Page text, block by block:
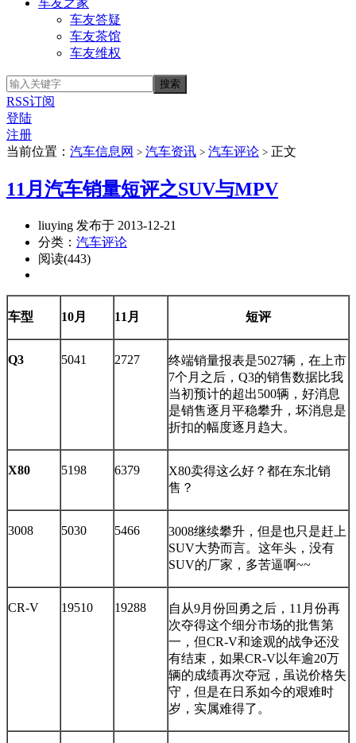
车友之家
车友答疑
车友茶馆
车友维权
RSS订阅
登陆
注册
当前位置： 汽车信息网 > 汽车资讯 > 汽车评论 > 正文
11月汽车销量短评之SUV与MPV
liuying 发布于 2013-12-21
分类： 汽车评论
阅读(443)
车型 10月 11月 短评
Q3 5041 2727
终端销量报表是5027辆，在上市
7个月之后，Q3的销售数据比我
当初预计的超出500辆，好消息
是销售逐月平稳攀升，坏消息是
折扣的幅度逐月趋大。
X80 5198 6379
X80卖得这么好？都在东北销
售？
3008 5030 5466
3008继续攀升，但是也只是赶上
SUV大势而言。这年头，没有
SUV的厂家，多苦逼啊~~
CR-V 19510 19288
自从9月份回勇之后，11月份再
次夺得这个细分市场的批售第
一，但CR-V和途观的战争还没
有结束，如果CR-V以年逾20万
辆的成绩再次夺冠，虽说价格失
守，但是在日系如今的艰难时
岁，实属难得了。